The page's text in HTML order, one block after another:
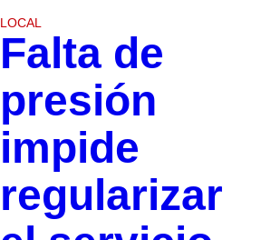
LOCAL
Falta de
presión
impide
regularizar